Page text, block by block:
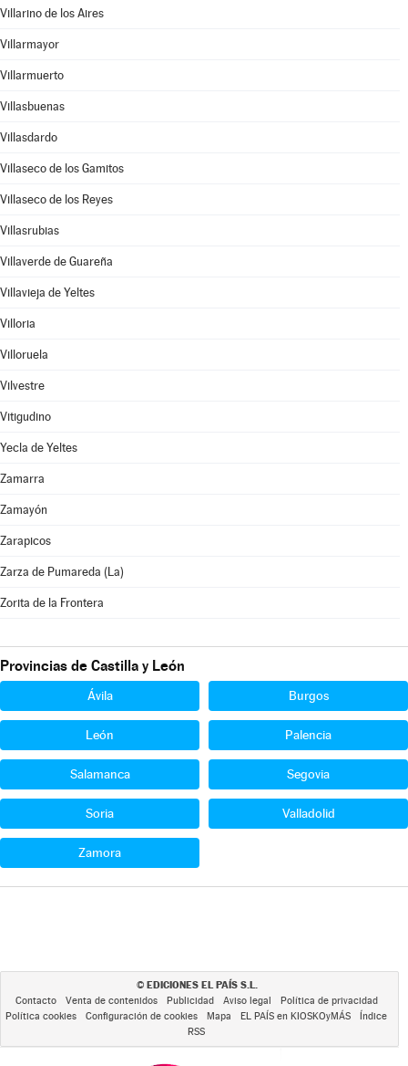
Villarino de los Aires
Villarmayor
Villarmuerto
Villasbuenas
Villasdardo
Villaseco de los Gamitos
Villaseco de los Reyes
Villasrubias
Villaverde de Guareña
Villavieja de Yeltes
Villoria
Villoruela
Vilvestre
Vitigudino
Yecla de Yeltes
Zamarra
Zamayón
Zarapicos
Zarza de Pumareda (La)
Zorita de la Frontera
Provincias de Castilla y León
Ávila Burgos
León Palencia
Salamanca Segovia
Soria Valladolid
Zamora
© EDICIONES EL PAÍS S.L.
Contacto Venta de contenidos Publicidad Aviso legal
Política de privacidad
Política cookies
Configuración de cookies Mapa EL PAÍS en KIOSKOyMÁS
Índice
RSS